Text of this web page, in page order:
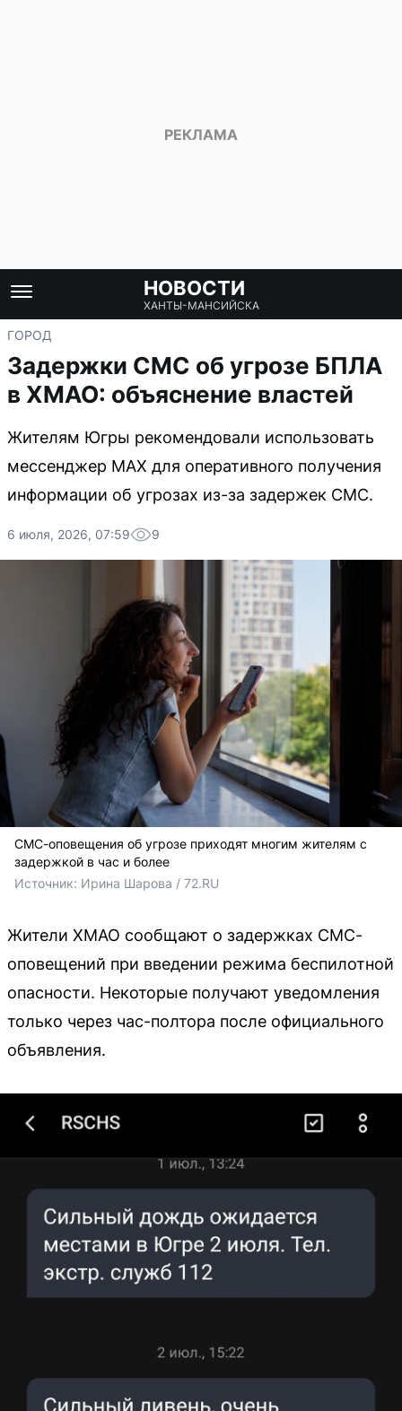
НОВОСТИ
ХАНТЫ-МАНСИЙСКА
ГОРОД
Задержки СМС об угрозе БПЛА
в ХМАО: объяснение властей
Жителям Югры рекомендовали использовать
мессенджер MAX для оперативного получения
информации об угрозах из-за задержек СМС.
6 июля, 2026, 07:59 9
СМС-оповещения об угрозе приходят многим жителям с
задержкой в час и более
Источник: Ирина Шарова / 72.RU
Жители ХМАО сообщают о задержках СМС-
оповещений при введении режима беспилотной
опасности. Некоторые получают уведомления
только через час-полтора после официального
объявления.